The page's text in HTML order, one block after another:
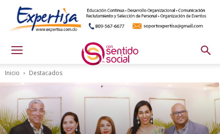
Inicio Destacados